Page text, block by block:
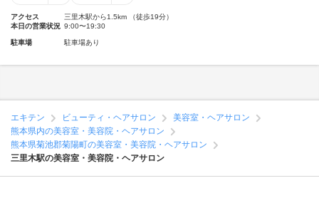
アクセス
三里木駅から1.5km （徒歩19分）
本日の営業状況 9:00〜19:30
駐車場 駐車場あり
エキテン ビューティ・ヘアサロン
美容室・ヘアサロン
熊本県内の美容室・美容院・ヘアサロン
熊本県菊池郡菊陽町の美容室・美容院・ヘアサロン
三里木駅の美容室・美容院・ヘアサロン